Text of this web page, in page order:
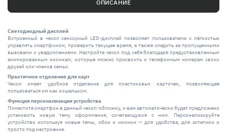
ОПИСАНИЕ
Светодиодный дисплей
Встроенный в чехол сенсорный LED-дисплей позволяет пользователю с лёгкостью
управлять смартфоном, проверить текущее время, а также следить за пропущенными
вызовами и уведомлениями. Настройте чехол под себя благодаря предустановленным
анимированным иконкам, которые можно присвоить к телефонным номерам своих
друзей или членов семьи.
Практичное отделение для карт
Чехол имеет удобное отделение для пластиковых карточек, позволяющее
пользоваться им как кошельком.
Функция персонализации устройства
Поместите смартфон в данный чехол-обложку, и вам автоматически будет предложено
установить новую тему оформления, сочетающуюся с ним. Персонализируйте
устройство используя новые темы, обои и иконки — для удобства, для эстетики и
просто под настроение.